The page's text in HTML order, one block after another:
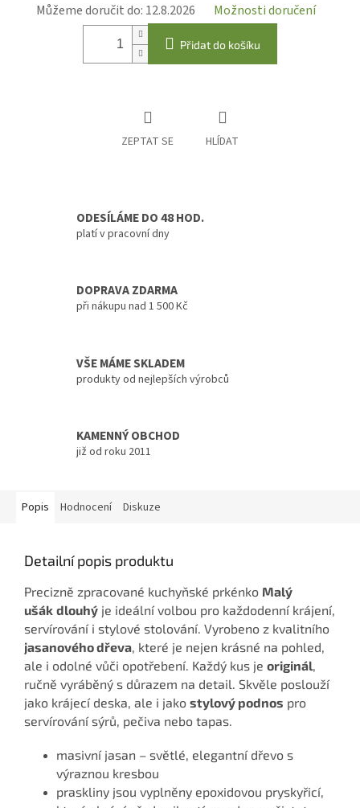
Můžeme doručit do: 12.8.2026 Možnosti doručení
Přidat do košíku
ZEPTAT SE HLÍDAT
ODESÍLÁME DO 48 HOD.
platí v pracovní dny
DOPRAVA ZDARMA
při nákupu nad 1 500 Kč
VŠE MÁME SKLADEM
produkty od nejlepších výrobců
KAMENNÝ OBCHOD
již od roku 2011
Popis Hodnocení Diskuze
Detailní popis produktu
Precizně zpracované kuchyňské prkénko Malý
ušák dlouhý je ideální volbou pro každodenní krájení,
servírování i stylové stolování. Vyrobeno z kvalitního
jasanového dřeva , které je nejen krásné na pohled,
ale i odolné vůči opotřebení. Každý kus je originál
ručně vyráběný s důrazem na detail. Skvěle poslouží
jako krájecí deska, ale i jako stylový podnos pro
servírování sýrů, pečiva nebo tapas.
masivní jasan – světlé, elegantní dřevo s
výraznou kresbou
praskliny jsou vyplněny epoxidovou pryskyřicí,